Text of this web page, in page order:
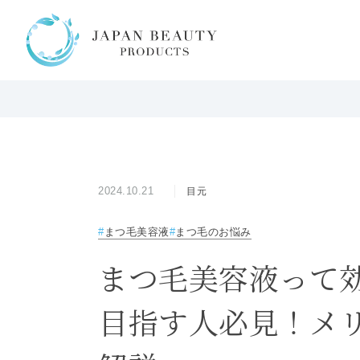
2024.10.21 目元
まつ毛美容液 まつ毛のお悩み
まつ毛美容液って
目指す人必見！メ